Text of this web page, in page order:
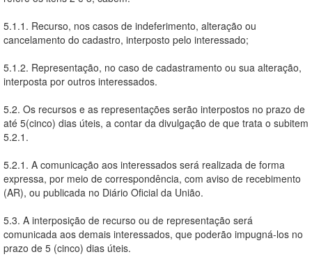
5.1.1. Recurso, nos casos de indeferimento, alteração ou
cancelamento do cadastro, interposto pelo interessado;
5.1.2. Representação, no caso de cadastramento ou sua alteração,
interposta por outros interessados.
5.2. Os recursos e as representações serão interpostos no prazo de
até 5(cinco) dias úteis, a contar da divulgação de que trata o subitem
5.2.1.
5.2.1. A comunicação aos interessados será realizada de forma
expressa, por meio de correspondência, com aviso de recebimento
(AR), ou publicada no Diário Oficial da União.
5.3. A interposição de recurso ou de representação será
comunicada aos demais interessados, que poderão impugná-los no
prazo de 5 (cinco) dias úteis.